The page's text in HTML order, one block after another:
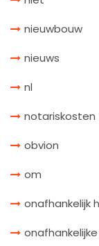
nieuwbouw
nieuws
nl
notariskosten
obvion
om
onafhankelijk